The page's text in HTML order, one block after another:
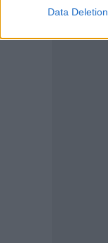
Data Deletion